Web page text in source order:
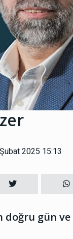
2025 15:13
doğru gün ve